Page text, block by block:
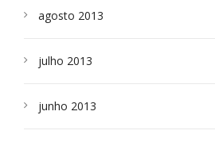
agosto 2013
julho 2013
junho 2013